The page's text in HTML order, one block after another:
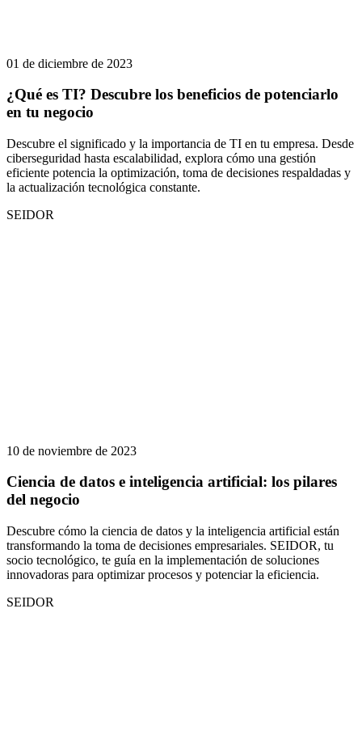
01 de diciembre de 2023
¿Qué es TI? Descubre los beneficios de potenciarlo
en tu negocio
Descubre el significado y la importancia de TI en tu empresa. Desde
ciberseguridad hasta escalabilidad, explora cómo una gestión
eficiente potencia la optimización, toma de decisiones respaldadas y
la actualización tecnológica constante.
SEIDOR
10 de noviembre de 2023
Ciencia de datos e inteligencia artificial: los pilares
del negocio
Descubre cómo la ciencia de datos y la inteligencia artificial están
transformando la toma de decisiones empresariales. SEIDOR, tu
socio tecnológico, te guía en la implementación de soluciones
innovadoras para optimizar procesos y potenciar la eficiencia.
SEIDOR